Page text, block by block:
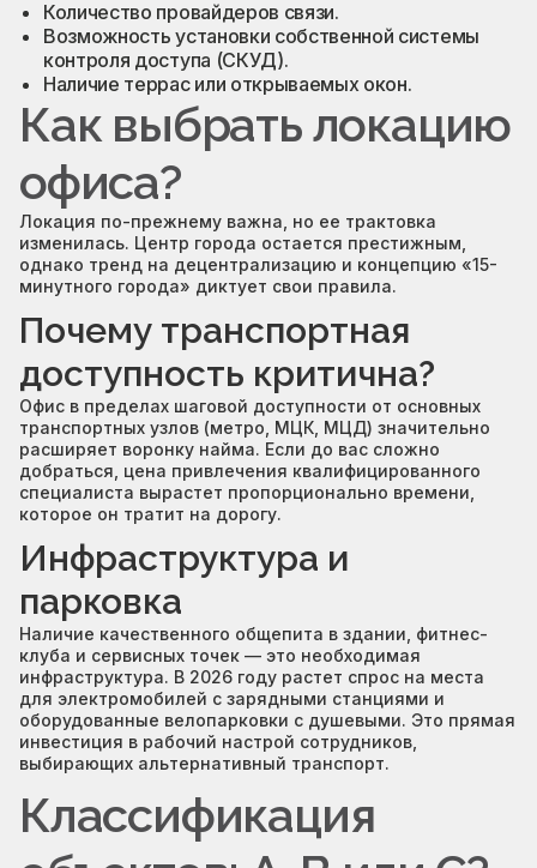
Количество провайдеров связи.
Возможность установки собственной системы
контроля доступа (СКУД).
Наличие террас или открываемых окон.
Как выбрать локацию
офиса?
Локация по-прежнему важна, но ее трактовка
изменилась. Центр города остается престижным,
однако тренд на децентрализацию и концепцию «15-
минутного города» диктует свои правила.
Почему транспортная
доступность критична?
Офис в пределах шаговой доступности от основных
транспортных узлов (метро, МЦК, МЦД) значительно
расширяет воронку найма. Если до вас сложно
добраться, цена привлечения квалифицированного
специалиста вырастет пропорционально времени,
которое он тратит на дорогу.
Инфраструктура и
парковка
Наличие качественного общепита в здании, фитнес-
клуба и сервисных точек — это необходимая
инфраструктура. В 2026 году растет спрос на места
для электромобилей с зарядными станциями и
оборудованные велопарковки с душевыми. Это прямая
инвестиция в рабочий настрой сотрудников,
выбирающих альтернативный транспорт.
Классификация